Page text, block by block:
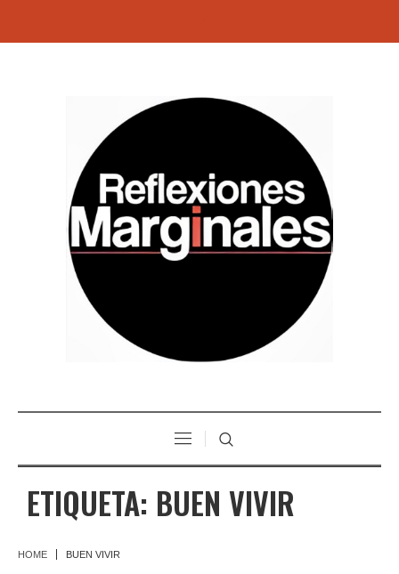
ETIQUETA: BUEN VIVIR
HOME BUEN VIVIR